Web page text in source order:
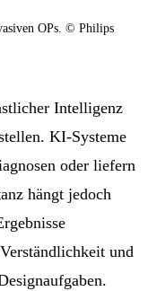
OPs. © Philips
Intelligenz
KI-Systeme
oder liefern
hängt jedoch
und